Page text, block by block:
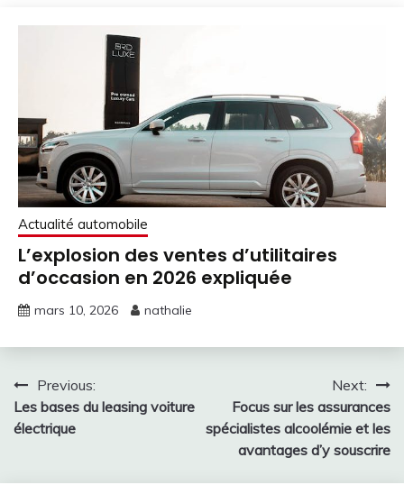
Actualité automobile
L’explosion des ventes d’utilitaires
d’occasion en 2026 expliquée
mars 10, 2026 nathalie
Navigation
de
Previous:
Les bases du leasing voiture
électrique
Next:
Focus sur les assurances
spécialistes alcoolémie et les
avantages d’y souscrire